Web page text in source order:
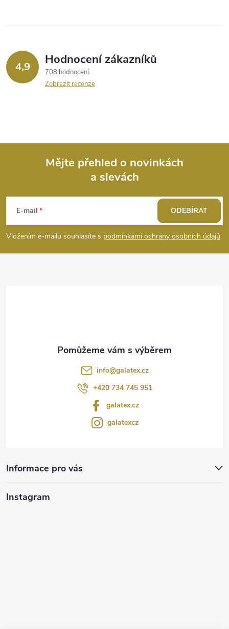
í
r
v
v
s
4,9 Hodnocení zákazníků
708 hodnocení
Zobrazit recenze
p
a
Mějte přehled o novinkách
a slevách
E-mail
Vložením e-mailu souhlasíte s podmínkami ochrany osobních údajů
ODEBÍRAT
info@galatex.cz
+420 734 745 951
galatex.cz
galatexcz
Informace pro vás
Instagram